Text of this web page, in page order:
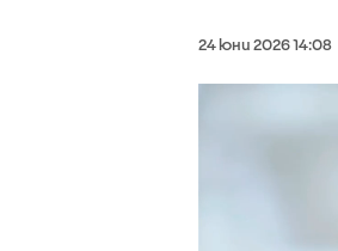
24 юни 2026 14:08